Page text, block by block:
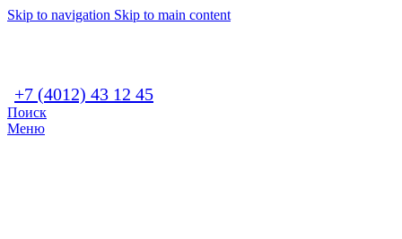
Skip to navigation Skip to main content
+7 (4012) 43 12 45
Поиск
Меню